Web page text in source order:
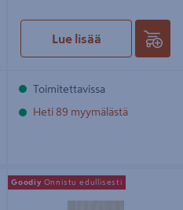
Lue lisää
Toimitettavissa
Heti 89 myymälästä
Laminaatti Goodiy Nauvo H2709
8mm KL32 tammi 1,99m²
Goodiy Onnistu edullisesti